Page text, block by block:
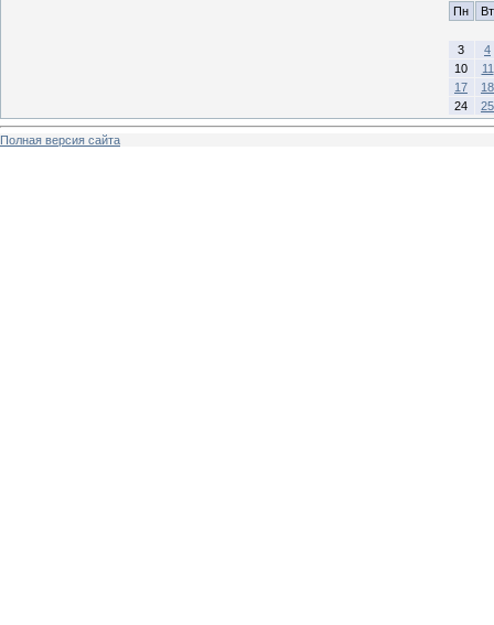
Пн Вт
3
4
10
11
17
18
24
25
Полная версия сайта